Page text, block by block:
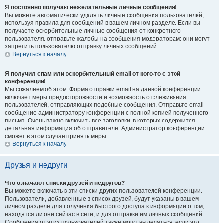
Я постоянно получаю нежелательные личные сообщения!
Вы можете автоматически удалять личные сообщения пользователей,
используя правила для сообщений в вашем личном разделе. Если вы
получаете оскорбительные личные сообщения от конкретного
пользователя, отправьте жалобы на сообщения модераторам; они могут
запретить пользователю отправку личных сообщений.
Вернуться к началу
Я получил спам или оскорбительный email от кого-то с этой
конференции!
Мы сожалеем об этом. Форма отправки email на данной конференции
включает меры предосторожности и возможность отслеживания
пользователей, отправляющих подобные сообщения. Отправьте email-
сообщение администратору конференции с полной копией полученного
письма. Очень важно включить все заголовки, в которых содержится
детальная информация об отправителе. Администратор конференции
сможет в этом случае принять меры.
Вернуться к началу
Друзья и недруги
Что означают списки друзей и недругов?
Вы можете включать в эти списки других пользователей конференции.
Пользователи, добавленные в список друзей, будут указаны в вашем
личном разделе для получения быстрого доступа к информации о том,
находятся ли они сейчас в сети, и для отправки им личных сообщений.